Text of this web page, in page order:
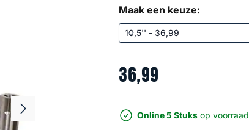
Maak een keuze:
36,99
Online 5 Stuks op voorraad